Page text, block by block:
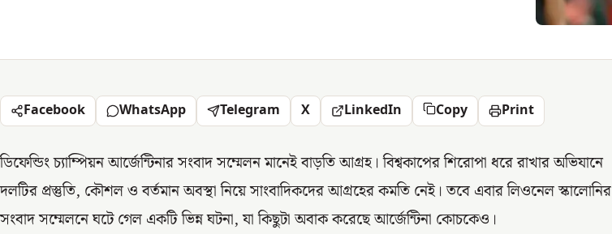
Facebook WhatsApp Telegram X LinkedIn Copy Print
ডিফেন্ডিং চ্যাম্পিয়ন আর্জেন্টিনার সংবাদ সম্মেলন মানেই বাড়তি আগ্রহ। বিশ্বকাপের শিরোপা ধরে রাখার অভিযানে
দলটির প্রস্তুতি, কৌশল ও বর্তমান অবস্থা নিয়ে সাংবাদিকদের আগ্রহের কমতি নেই। তবে এবার লিওনেল স্কালোনির
সংবাদ সম্মেলনে ঘটে গেল একটি ভিন্ন ঘটনা, যা কিছুটা অবাক করেছে আর্জেন্টিনা কোচকেও।